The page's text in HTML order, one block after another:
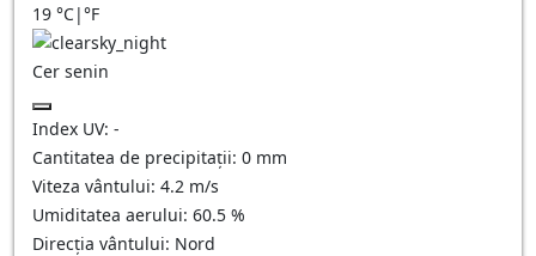
19 °C|°F
Cer senin
Index UV: -
Cantitatea de precipitații: 0 mm
Viteza vântului: 4.2 m/s
Umiditatea aerului: 60.5 %
Direcția vântului: Nord